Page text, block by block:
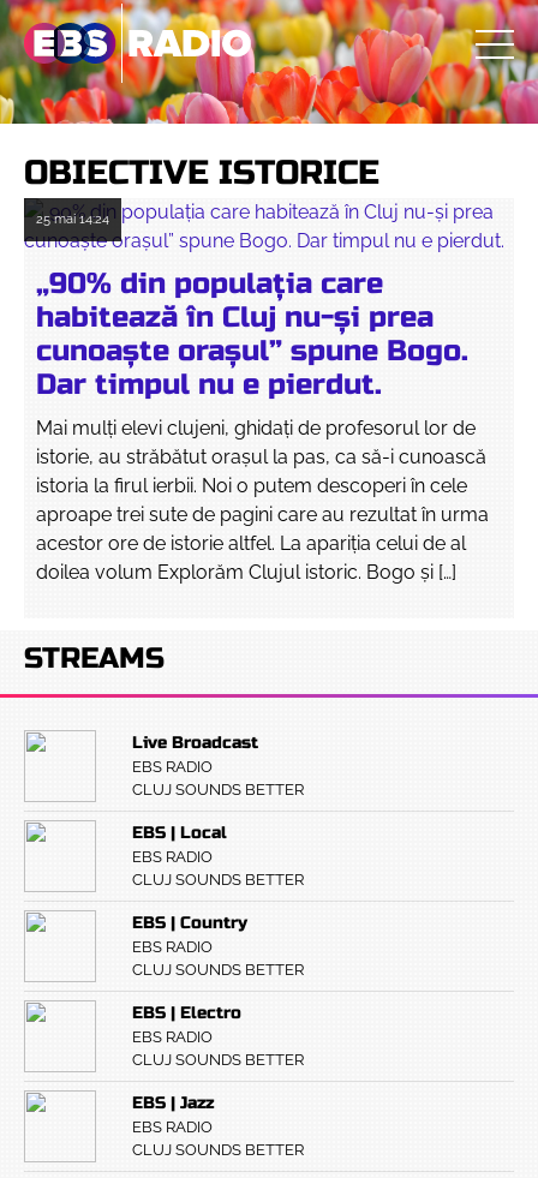
OBIECTIVE ISTORICE
25 mai14:24
„90% din populația care
habitează în Cluj nu-și prea
cunoaște orașul” spune Bogo.
Dar timpul nu e pierdut.
Mai mulți elevi clujeni, ghidați de profesorul lor de
istorie, au străbătut orașul la pas, ca să-i cunoască
istoria la firul ierbii. Noi o putem descoperi în cele
aproape trei sute de pagini care au rezultat în urma
acestor ore de istorie altfel. La apariția celui de al
doilea volum Explorăm Clujul istoric. Bogo și […]
STREAMS
Live Broadcast
EBS RADIO
CLUJ SOUNDS BETTER
EBS | Local
EBS RADIO
CLUJ SOUNDS BETTER
EBS | Country
EBS RADIO
CLUJ SOUNDS BETTER
EBS | Electro
EBS RADIO
CLUJ SOUNDS BETTER
EBS | Jazz
EBS RADIO
CLUJ SOUNDS BETTER